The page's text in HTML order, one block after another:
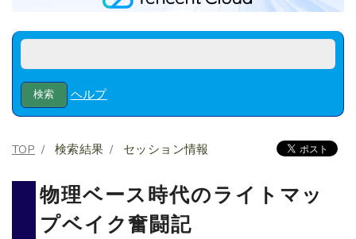
ヘルプ
TOP 検索結果 セッション情報
物理ベース時代のライトマッ
プベイク奮闘記